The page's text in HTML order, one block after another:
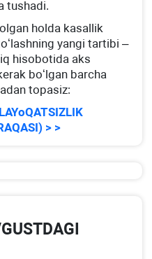
tushadi.
holda kasallik
yangi tartibi –
hisobotida aks
boʻlgan barcha
topasiz:
> >